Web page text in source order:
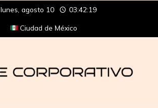
lunes, agosto 10 03:42:19
Ciudad de México